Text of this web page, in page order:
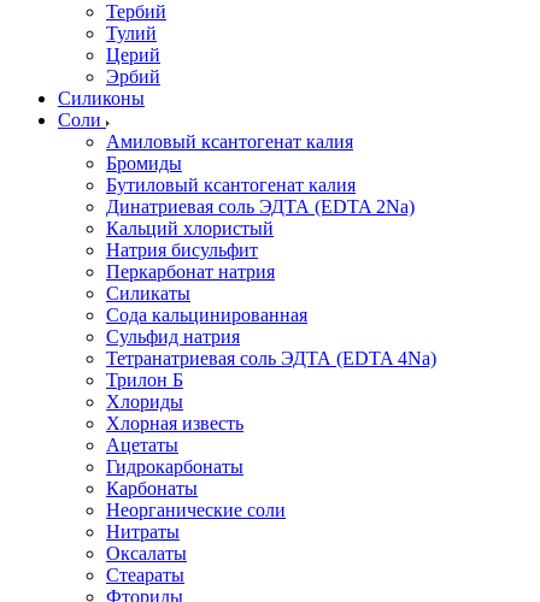
Тербий
Тулий
Церий
Эрбий
Силиконы
Соли
Амиловый ксантогенат калия
Бромиды
Бутиловый ксантогенат калия
Динатриевая соль ЭДТА (EDTA 2Na)
Кальций хлористый
Натрия бисульфит
Перкарбонат натрия
Силикаты
Сода кальцинированная
Сульфид натрия
Тетранатриевая соль ЭДТА (EDTA 4Na)
Трилон Б
Хлориды
Хлорная известь
Ацетаты
Гидрокарбонаты
Карбонаты
Неорганические соли
Нитраты
Оксалаты
Стеараты
Фториды